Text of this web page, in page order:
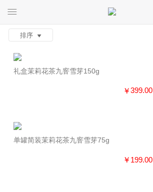
排序
礼盒茉莉花茶九窨雪芽150g
￥399.00
单罐简装茉莉花茶九窨雪芽75g
￥ 199.00